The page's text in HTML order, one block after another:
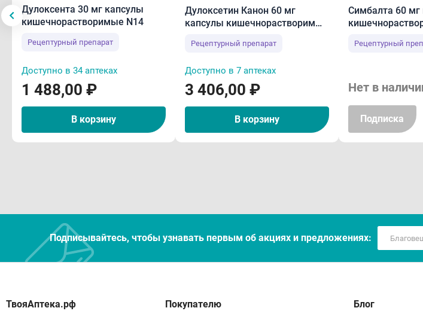
мг до максимальной дозы 120 мг/сут в
Лекарственное взаимодействие
фармакокинетику теофиллина,
влияние на метаболизм других
потенциальными ингибиторами
осторожность (т.к. дулоксетин
дулоксетином в дозе 60 мг 2 раза/
применение с дулоксетином (в дозе
концентраций дулоксетина.
Дулоксента 30 мг капсулы
кишечнорастворимые N14
Рецептурный препарат
Доступно в 34 аптеках
1 488,00 ₽
В корзину
Дулоксетин Канон 60 мг
капсулы кишечнорастворимые
Рецептурный препарат
Доступно в 7 аптеках
3 406,00 ₽
В корзину
Симбалта 60 мг
Рецептурный
Нет в
Подписка
Подписывайтесь, чтобы узнавать первым об акцияx и предложениях:
Покупателю Блог